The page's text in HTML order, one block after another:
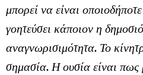
μπορεί να είναι
γοητεύσει κάποιον η
αναγνωρισιμότητα. Το
σημασία. Η ουσία είναι πως